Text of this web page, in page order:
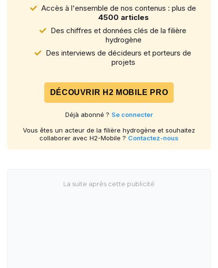
Accès à l'ensemble de nos contenus : plus de
4500 articles
Des chiffres et données clés de la filière
hydrogène
Des interviews de décideurs et porteurs de
projets
DÉCOUVRIR H2 MOBILE PRO
Déjà abonné ? Se connecter
Vous êtes un acteur de la filière hydrogène et souhaitez
collaborer avec H2-Mobile ? Contactez-nous